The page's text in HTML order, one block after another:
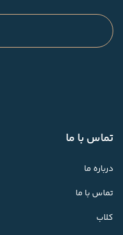
تماس با ما
درباره ما
تماس با ما
کلاب